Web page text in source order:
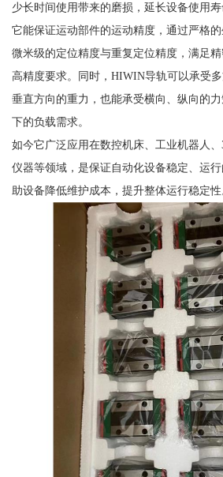
少长时间使用带来的磨损，延长设备使用寿
它能保证运动部件的运动精度，通过严格
微米级的定位精度与重复定位精度，满足
高精度要求。同时，HIWIN导轨可以承受
垂直方向的重力，也能承受横向、纵向的
下的负载需求。
如今它广泛应用在数控机床、工业机器人
仪器等领域，是保证自动化设备稳定、运
助设备降低维护成本，提升整体运行稳定性